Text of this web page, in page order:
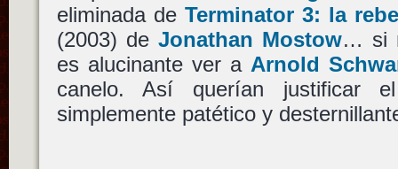
eliminada de Terminator 3: la
(2003) de Jonathan Mostow… si
es alucinante ver a Arnold
canelo. Así querían justificar
simplemente patético y